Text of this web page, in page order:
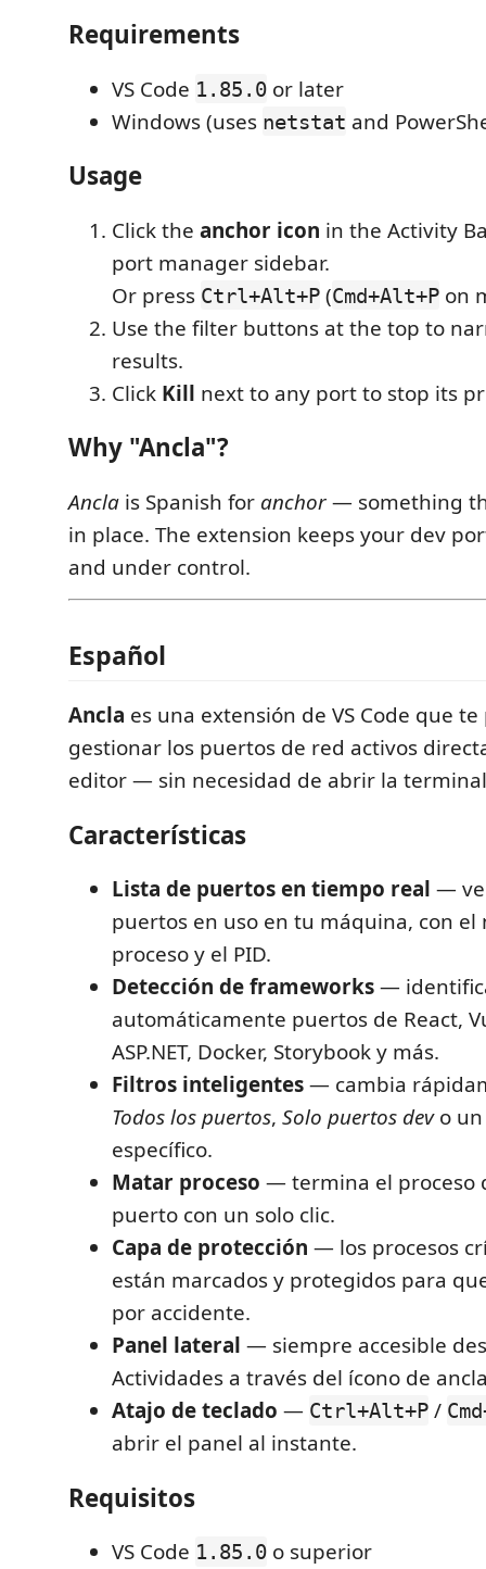
Requirements
VS Code 1.85.0 or later
Windows (uses netstat and
Usage
Click the anchor icon in the Activity
port manager sidebar.
Or press Ctrl+Alt+P (Cmd+Alt+P on
Use the filter buttons at the top to
results.
Click Kill next to any port to stop its
Why "Ancla"?
Ancla is Spanish for anchor— something
in place. The extension keeps your dev
and under control.
Español
Ancla es una extensión de VS Code que
gestionar los puertos de red activos
editor — sin necesidad de abrir la
Características
Lista de puertos en tiempo real — ve
puertos en uso en tu máquina, con el
proceso y el PID.
Detección de frameworks—
automáticamente puertos de React,
ASP.NET, Docker, Storybook y más.
Filtros inteligentes— cambia
Todos los puertos, Solo puertos devo un
específico.
Matar proceso — termina el proceso
puerto con un solo clic.
Capa de protección — los procesos
están marcados y protegidos para
por accidente.
Panel lateral — siempre accesible
Actividades a través del ícono de
Atajo de teclado — Ctrl+Alt+P /
abrir el panel al instante.
Requisitos
VS Code 1.85.0 o superior